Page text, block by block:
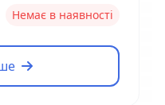
Немає в наявності